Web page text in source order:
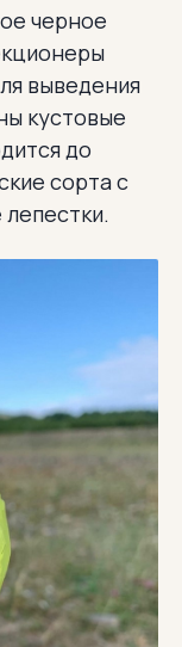
черное
выведения
кустовые
до
сорта с